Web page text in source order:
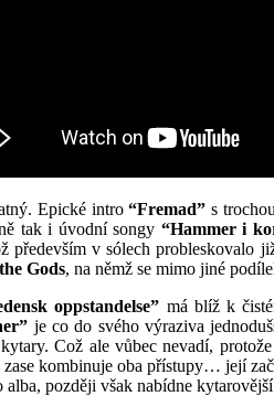
Epické intro“Fremad” s
tak i úvodní songy “Hammer i
především v sólech probleskovalo
Gods, na němž se mimo jiné
oppstandelse” má blíž k
je co do svého výraziva
Což ale vůbec nevadí,
zase kombinuje oba přístupy… její
alba, později však nabídne